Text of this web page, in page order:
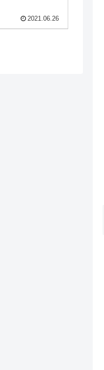
2021.06.26